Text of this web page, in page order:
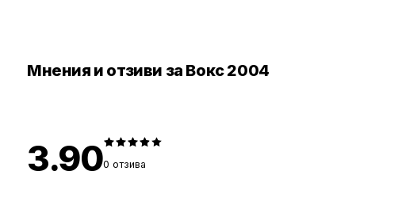
Мнения и отзиви за Вокс 2004
3.900 отзива